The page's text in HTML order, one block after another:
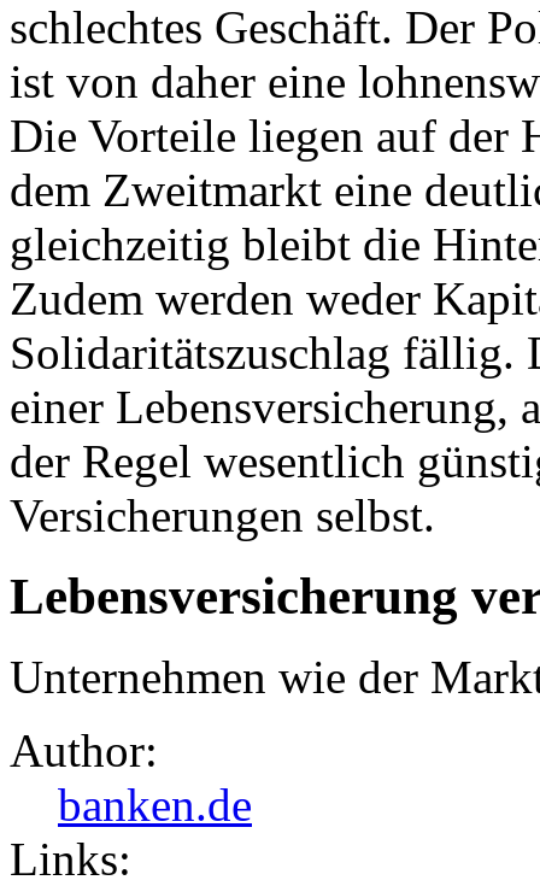
schlechtes Geschäft. Der
ist von daher eine
Die Vorteile liegen auf der
dem Zweitmarkt eine
gleichzeitig bleibt die
Zudem werden weder
Solidaritätszuschlag fällig.
einer Lebensversicherung,
der Regel wesentlich
Versicherungen selbst.
Lebensversicherung
Unternehmen wie der
Author:
banken.de
Links: